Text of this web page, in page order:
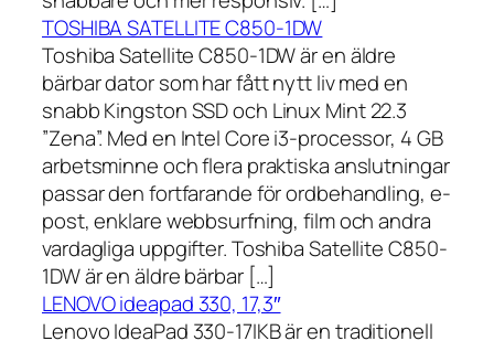
TOSHIBA SATELLITE C850-1DW
Toshiba Satellite C850-1DW är en äldre
bärbar dator som har fått nytt liv med en
snabb Kingston SSD och Linux Mint 22.3
”Zena”. Med en Intel Core i3-processor, 4 GB
arbetsminne och flera praktiska anslutningar
passar den fortfarande för ordbehandling, e-
post, enklare webbsurfning, film och andra
vardagliga uppgifter. Toshiba Satellite C850-
1DW är en äldre bärbar […]
LENOVO ideapad 330, 17,3″
Lenovo IdeaPad 330-17IKB är en traditionell